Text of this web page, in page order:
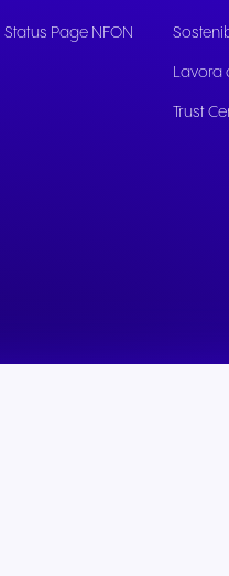
Comunicazione affidabile
Status Page NFON
Lavora
Trust